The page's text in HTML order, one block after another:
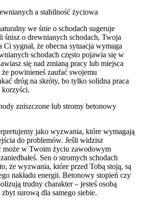
a stabilność życiowa
we śnie o schodach sugeruje
śnisz o drewnianych schodach, Twoja
Ci sygnał, że obecna sytuacja wymaga
schodach często pojawia się w
się nad zmianą pracy lub miejsca
powinieneś zaufać swojemu
dróg na skróty, bo tylko solidna praca
korzyści.
zniszczone lub stromy betonowy
jako wyzwania, które wymagają
do problemów. Jeśli widzisz
może w Twoim życiu zawodowym
Sen o stromych schodach
że wyzwania, które przed Tobą stoją, są
nakładu energii. Betonowy stopień czy
trudny charakter – jesteś osobą
surową dla samego siebie.